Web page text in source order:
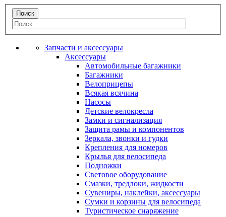
Запчасти и аксессуары
Аксессуары
Автомобильные багажники
Багажники
Велоприцепы
Всякая всячина
Насосы
Детские велокресла
Замки и сигнализация
Защита рамы и компонентов
Зеркала, звонки и гудки
Крепления для номеров
Крылья для велосипеда
Подножки
Световое оборудование
Смазки, тредлоки, жидкости
Сувениры, наклейки, аксессуары
Сумки и корзины для велосипеда
Туристическое снаряжение